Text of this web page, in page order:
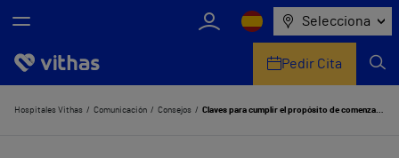
Selecciona
Nosotros
Pedir Cita
Hospitales Vithas Comunicación Consejos Claves para cumplir el propósito de comenzar a practicar deporte